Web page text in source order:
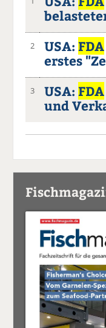
2 USA: FDA
erstes
3 USA: FDA
und